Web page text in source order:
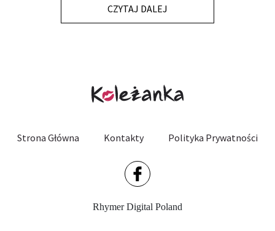
CZYTAJ DALEJ
Strona Główna Kontakty Polityka Prywatności
Rhymer Digital Poland